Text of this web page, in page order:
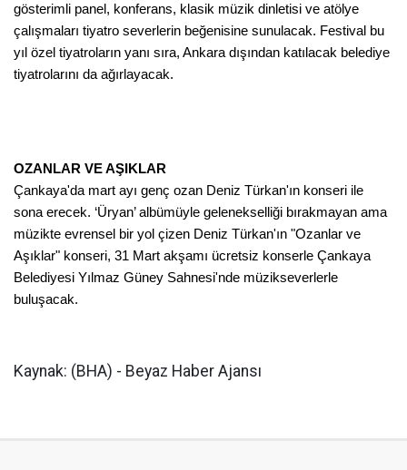
gösterimli panel, konferans, klasik müzik dinletisi ve atölye
çalışmaları tiyatro severlerin beğenisine sunulacak. Festival bu
yıl özel tiyatroların yanı sıra, Ankara dışından katılacak belediye
tiyatrolarını da ağırlayacak.
OZANLAR VE AŞIKLAR
Çankaya'da mart ayı genç ozan Deniz Türkan'ın konseri ile
sona erecek. ‘Üryan’ albümüyle gelenekselliği bırakmayan ama
müzikte evrensel bir yol çizen Deniz Türkan'ın "Ozanlar ve
Aşıklar" konseri, 31 Mart akşamı ücretsiz konserle Çankaya
Belediyesi Yılmaz Güney Sahnesi'nde müzikseverlerle
buluşacak.
Kaynak: (BHA) - Beyaz Haber Ajansı